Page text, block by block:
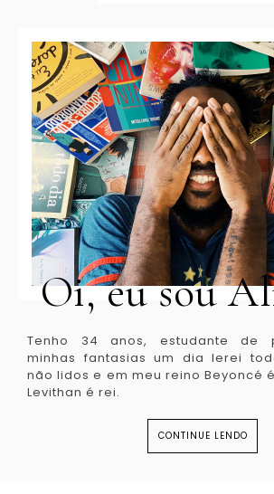
Oi, eu sou
Tenho 34 anos, estudante de
minhas fantasias um dia lerei
não lidos e em meu reino Beyoncé
Levithan é rei.
CONTINUE LENDO